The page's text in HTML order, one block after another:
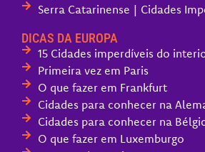
Serra Catarinense | Cidades
DICAS DA EUROPA
15 Cidades imperdíveis do
Primeira vez em Paris
O que fazer em Frankfurt
Cidades para conhecer na
Cidades para conhecer na
O que fazer em Luxemburgo